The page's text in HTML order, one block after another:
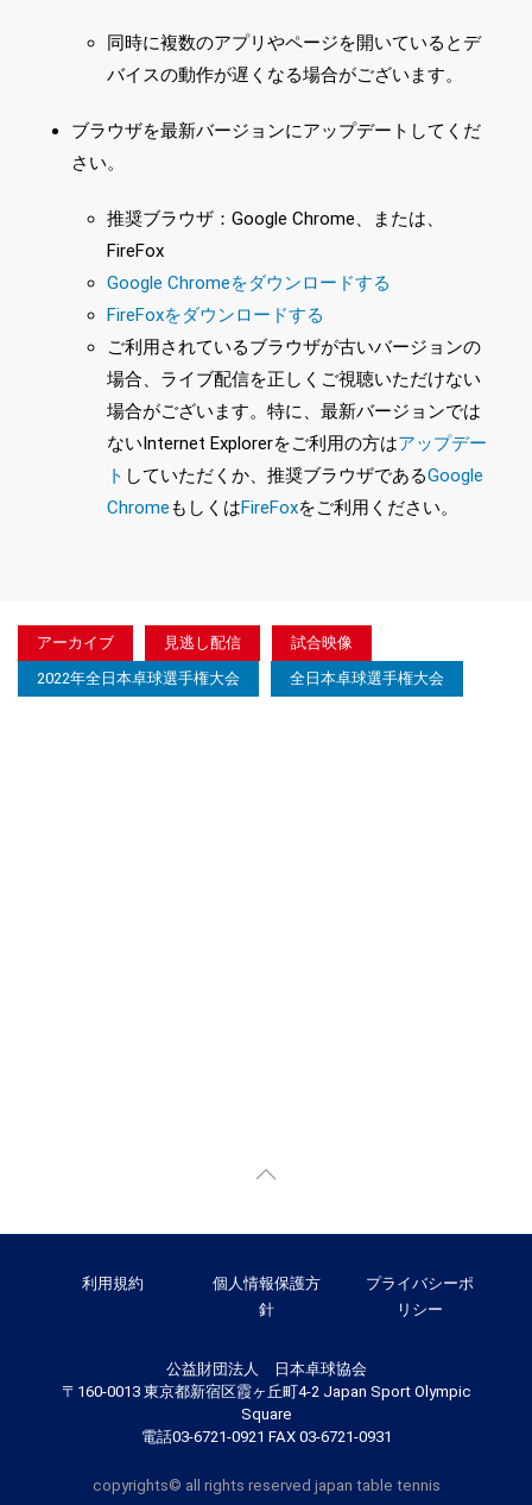
同時に複数のアプリやページを開いているとデ
バイスの動作が遅くなる場合がございます。
ブラウザを最新バージョンにアップデートしてくだ
さい。
推奨ブラウザ：Google Chrome、または、
FireFox
Google Chromeをダウンロードする
FireFoxをダウンロードする
ご利用されているブラウザが古いバージョンの
場合、ライブ配信を正しくご視聴いただけない
場合がございます。特に、最新バージョンでは
ないInternet Explorerをご利用の方はアップデー
ト していただくか、推奨ブラウザであるGoogle
ChromeもしくはFireFoxをご利用ください。
アーカイブ 見逃し配信
試合映像
2022年全日本卓球選手権大会
全日本卓球選手権大会
利用規約
個人情報保護方
針
プライバシーポ
リシー
公益財団法人 日本卓球協会
〒160-0013 東京都新宿区霞ヶ丘町4-2 Japan Sport Olympic
Square
電話03-6721-0921 FAX 03-6721-0931
copyrights© all rights reserved japan table tennis